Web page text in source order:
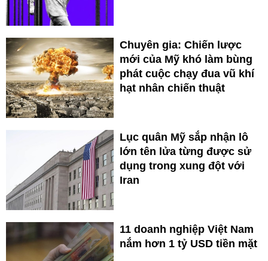
Chuyên gia: Chiến lược
mới của Mỹ khó làm bùng
phát cuộc chạy đua vũ khí
hạt nhân chiến thuật
Lục quân Mỹ sắp nhận lô
lớn tên lửa từng được sử
dụng trong xung đột với
Iran
11 doanh nghiệp Việt Nam
nắm hơn 1 tỷ USD tiền mặt